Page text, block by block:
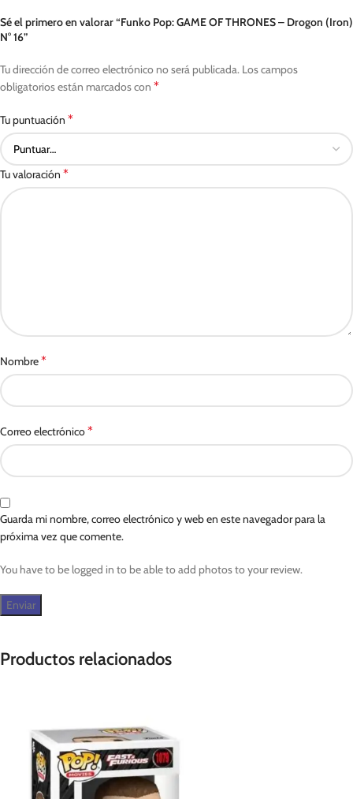
Sé el primero en valorar “Funko Pop: GAME OF THRONES – Drogon (Iron)
N° 16”
Tu dirección de correo electrónico no será publicada. Los campos
obligatorios están marcados con *
Tu puntuación *
Tu valoración *
Nombre*
Correo electrónico*
Guarda mi nombre, correo electrónico y web en este navegador para la
próxima vez que comente.
You have to be logged in to be able to add photos to your review.
Productos relacionados